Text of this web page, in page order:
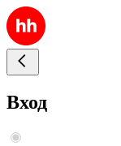
Вход